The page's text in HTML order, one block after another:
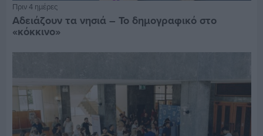
Πριν 4 ημέρες
Αδειάζουν τα νησιά – Το δημογραφικό στο
«κόκκινο»